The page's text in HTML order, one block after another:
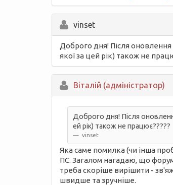
vinset
Доброго дня! Після оновлення
якої за цей рік) також не
Вiталій (адміністратор)
Доброго дня! Після
ей рік) також не працює?????
vinset
Яка саме помилка (чи інша
ПС. Загалом нагадаю, що
треба скоріше вирішити -
швидше та зручніше.